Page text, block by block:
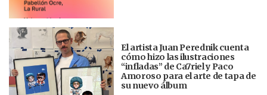
El artista Juan Perednik cuenta
cómo hizo las ilustraciones
“infladas” de Ca7riel y Paco
Amoroso para el arte de tapa de
su nuevo álbum